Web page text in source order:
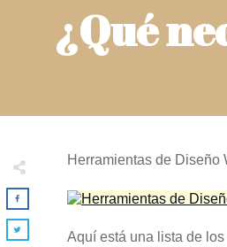
¿Qué
Herramientas de Diseño
Aquí está una lista de